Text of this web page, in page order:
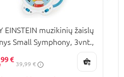
EINSTEIN muzikinių žaislų
Small Symphony, 3vnt.,
99 €
39,99 €